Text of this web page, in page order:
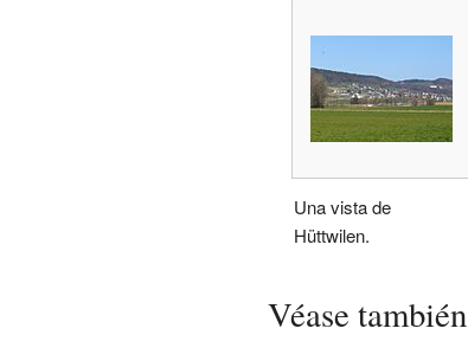
Una vista de
Hüttwilen.
Véase también